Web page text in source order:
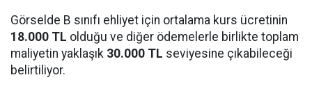
Görselde B sınıfı ehliyet için ortalama kurs ücretinin
18.000 TL olduğu ve diğer ödemelerle birlikte toplam
maliyetin yaklaşık 30.000 TL seviyesine çıkabileceği
belirtiliyor.